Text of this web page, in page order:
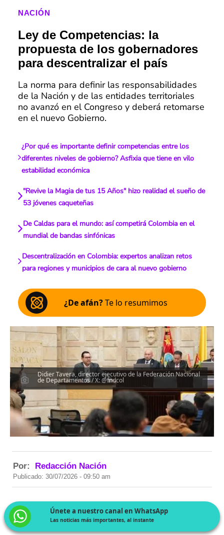
NACIÓN
Ley de Competencias: la
propuesta de los gobernadores
para descentralizar el país
La norma para definir las responsabilidades
de la Nación y de las entidades territoriales
no avanzó en el Congreso y deberá retomarse
en el nuevo Gobierno.
¿Por qué es importante definir competencias entre los
diferentes niveles de gobierno? Asfixia que tiene en vilo
estabilidad económica
"Revive la Magia de tus 15 Años" hizo realidad el sueño de
53 jóvenes caqueteñas
De Caldas para el mundo: así competirá Colombia en el
mundial de bandas sinfónicas
Descentralización en Colombia: expertos analizan retos
para regiones y municipios de cara al nuevo gobierno
¿De afán?Te lo resumimos
Didier Tavera, director ejecutivo de la Federación Nacional
de Departamentos / X: @fndcol
Por: Redacción Nación
Publicado: 30/07/2026 - 09:50 am
Únete a nuestro canal en WhatsApp
Las noticias más importantes, al instante